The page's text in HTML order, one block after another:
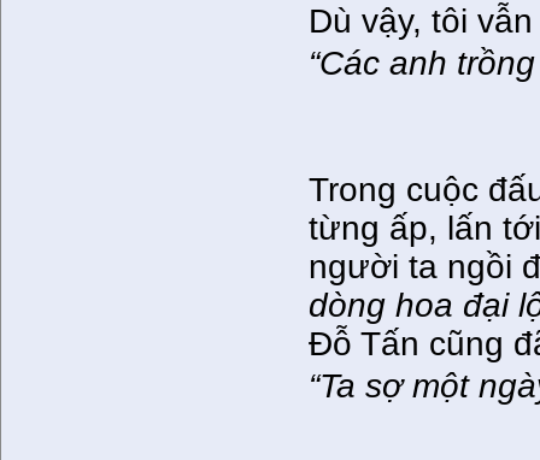
Dù vậy, tôi
“Các anh
Trong cuộc
từng ấp, lấn
người ta ngồi
dòng hoa đại
Đỗ Tấn cũng
“Ta sợ một